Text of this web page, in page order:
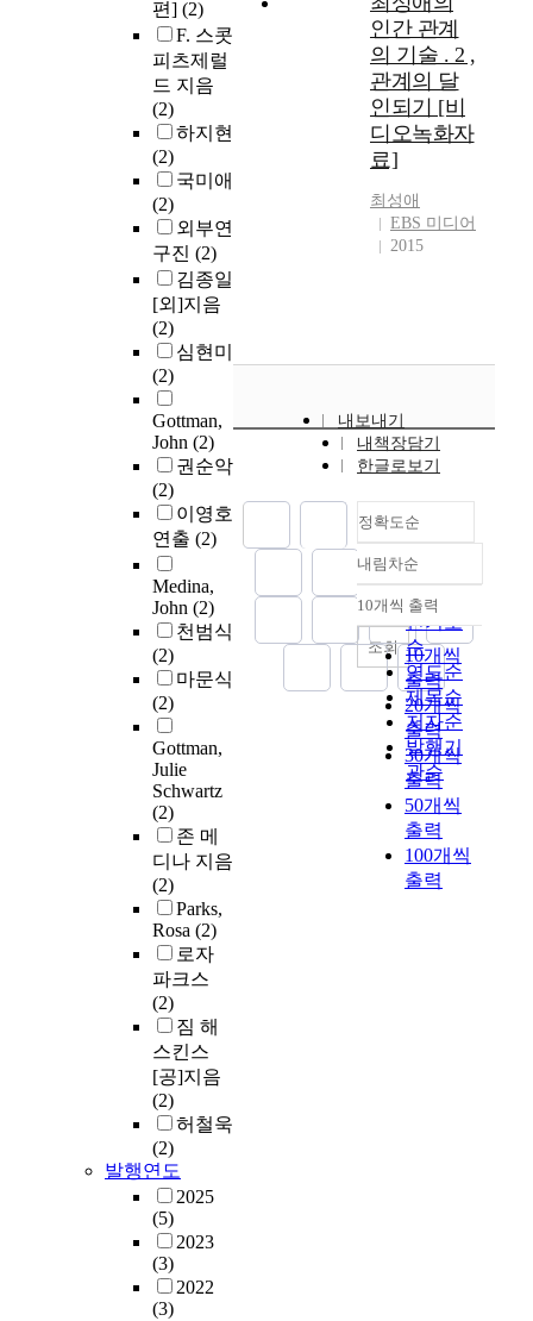
편] (2)
F. 스콧
피츠제럴
드 지음
(2)
하지현
(2)
국미애
(2)
외부연
구진 (2)
김종일
[외]지음
(2)
심현미
(2)
Gottman,
John (2)
권순악
(2)
이영호
연출 (2)
Medina,
John (2)
천범식
(2)
마문식
(2)
Gottman,
Julie
Schwartz
(2)
존 메
디나 지음
(2)
Parks,
Rosa (2)
로자
파크스
(2)
짐 해
스킨스
[공]지음
(2)
허철욱
(2)
발행연도
2025
(5)
2023
(3)
2022
(3)
인간 관계
의 기술 . 2 ,
관계의 달
인되기 [비
디오녹화자
료]
최성애
EBS 미디어
2015
내보내기
내책장담기
한글로보기
정확도순
정확도
순
인기도
순
연도순
제목순
저자순
발행기
관순
내림차순
내림차순
10개씩 출력
10개씩
출력
20개씩
출력
30개씩
출력
50개씩
출력
100개씩
출력
조회